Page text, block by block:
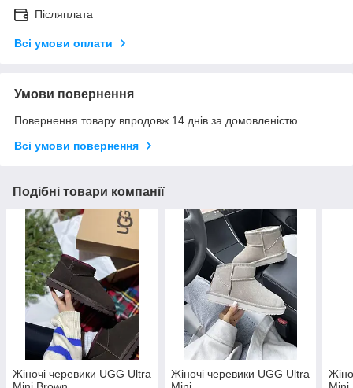
Післяплата
Всі умови оплати
Умови повернення
Повернення товару впродовж 14 днів за домовленістю
Всі умови повернення
Подібні товари компанії
Жіночі черевики UGG Ultra
Жіночі черевики UGG Ultra